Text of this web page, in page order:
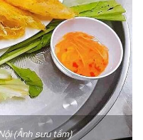
(Ảnh sưu tầm)